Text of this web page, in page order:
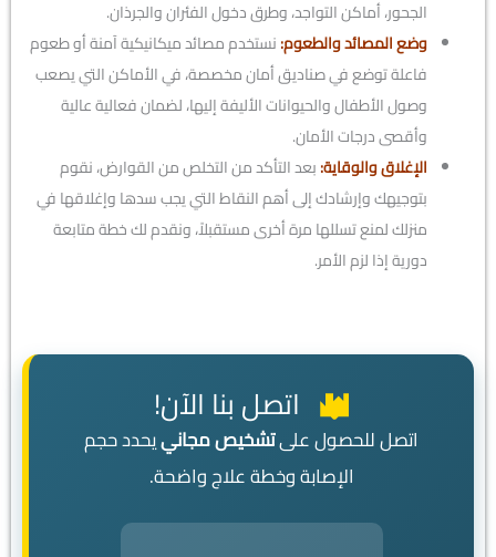
الجحور، أماكن التواجد، وطرق دخول الفئران والجرذان.
وضع المصائد والطعوم:نستخدم مصائد ميكانيكية آمنة أو طعوم
فاعلة توضع في صناديق أمان مخصصة، في الأماكن التي يصعب
وصول الأطفال والحيوانات الأليفة إليها، لضمان فعالية عالية
وأقصى درجات الأمان.
الإغلاق والوقاية:بعد التأكد من التخلص من القوارض، نقوم
بتوجيهك وإرشادك إلى أهم النقاط التي يجب سدها وإغلاقها في
منزلك لمنع تسللها مرة أخرى مستقبلاً، ونقدم لك خطة متابعة
دورية إذا لزم الأمر.
اتصل بنا الآن!
اتصل للحصول علىتشخيص مجانييحدد حجم
الإصابة وخطة علاج واضحة.